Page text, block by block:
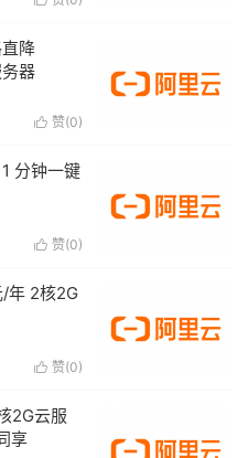
降
器
 赞(0)
分钟一键
 赞(0)
年 2核2G
 赞(0)
2G云服
享